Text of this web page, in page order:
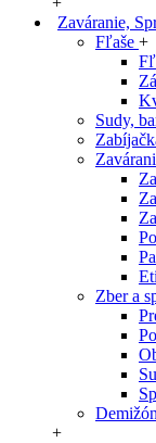
Zaváranie,
Fľaše +
Sudy,
Zber a
+